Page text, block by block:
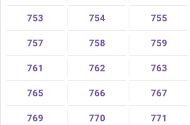
753 754 755
757 758 759
761 762 763
765 766 767
769 770 771